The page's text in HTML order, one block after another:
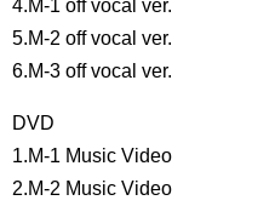
4.M-1 off vocal ver.
5.M-2 off vocal ver.
6.M-3 off vocal ver.
DVD
1.M-1 Music Video
2.M-2 Music Video